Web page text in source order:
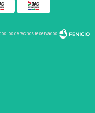
los derechos reservados.